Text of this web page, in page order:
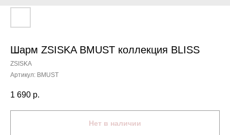
Шарм ZSISKA BMUST коллекция BLISS
ZSISKA
Артикул: BMUST
1 690 р.
Нет в наличии